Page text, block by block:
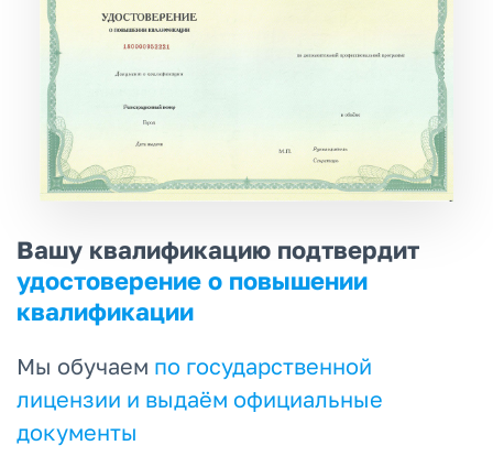
Вашу квалификацию подтвердит
удостоверение о повышении
квалификации
Мы обучаем по государственной
лицензии и выдаём официальные
документы